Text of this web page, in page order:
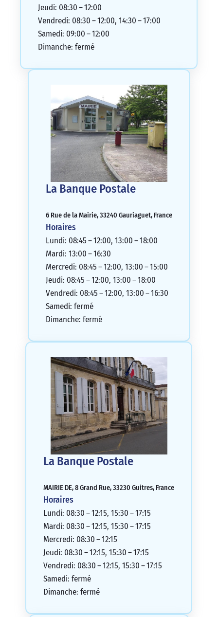
Jeudi: 08:30 – 12:00
Vendredi: 08:30 – 12:00, 14:30 – 17:00
Samedi: 09:00 – 12:00
Dimanche: fermé
La Banque Postale
6 Rue de la Mairie, 33240 Gauriaguet, France
Horaires
Lundi: 08:45 – 12:00, 13:00 – 18:00
Mardi: 13:00 – 16:30
Mercredi: 08:45 – 12:00, 13:00 – 15:00
Jeudi: 08:45 – 12:00, 13:00 – 18:00
Vendredi: 08:45 – 12:00, 13:00 – 16:30
Samedi: fermé
Dimanche: fermé
La Banque Postale
MAIRIE DE, 8 Grand Rue, 33230 Guitres, France
Horaires
Lundi: 08:30 – 12:15, 15:30 – 17:15
Mardi: 08:30 – 12:15, 15:30 – 17:15
Mercredi: 08:30 – 12:15
Jeudi: 08:30 – 12:15, 15:30 – 17:15
Vendredi: 08:30 – 12:15, 15:30 – 17:15
Samedi: fermé
Dimanche: fermé